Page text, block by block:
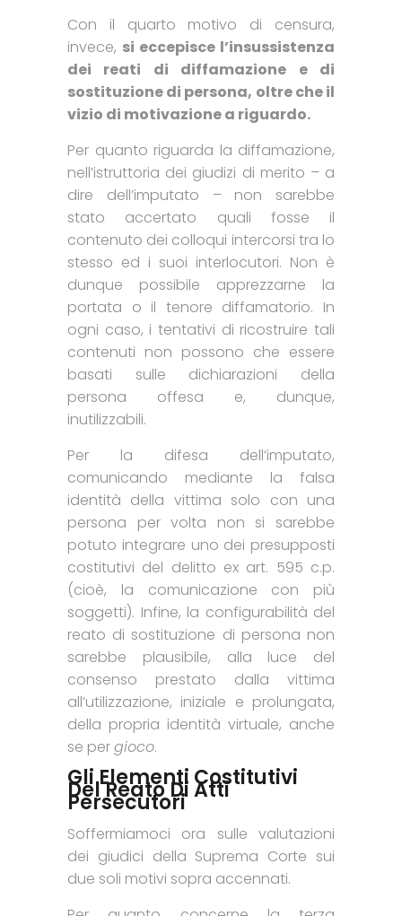
Con il quarto motivo di censura,
invece, si eccepisce l’insussistenza
dei reati di diffamazione e di
sostituzione di persona, oltre che il
vizio di motivazione a riguardo.
Per quanto riguarda la diffamazione,
nell’istruttoria dei giudizi di merito – a
dire dell’imputato – non sarebbe
stato accertato quali fosse il
contenuto dei colloqui intercorsi tra lo
stesso ed i suoi interlocutori. Non è
dunque possibile apprezzarne la
portata o il tenore diffamatorio. In
ogni caso, i tentativi di ricostruire tali
contenuti non possono che essere
basati sulle dichiarazioni della
persona offesa e, dunque,
inutilizzabili.
Per la difesa dell’imputato,
comunicando mediante la falsa
identità della vittima solo con una
persona per volta non si sarebbe
potuto integrare uno dei presupposti
costitutivi del delitto ex art. 595 c.p.
(cioè, la comunicazione con più
soggetti). Infine, la configurabilità del
reato di sostituzione di persona non
sarebbe plausibile, alla luce del
consenso prestato dalla vittima
all’utilizzazione, iniziale e prolungata,
della propria identità virtuale, anche
se pergioco.
Gli Elementi Costitutivi
Del Reato Di Atti
Persecutori
Soffermiamoci ora sulle valutazioni
dei giudici della Suprema Corte sui
due soli motivi sopra accennati.